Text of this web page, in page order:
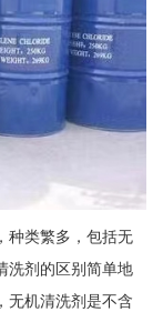
种类繁多，包括无
洗剂的区别简单地
无机清洗剂是不含